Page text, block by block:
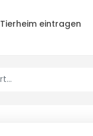
Tierheim eintragen